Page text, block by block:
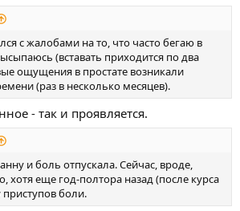
с жалобами на то, что часто бегаю в
(вставать приходится по два
ощущения в простате возникали
(раз в несколько месяцев).
- так и проявляется.
и боль отпускала. Сейчас, вроде,
хотя еще год-полтора назад (после курса
боли.